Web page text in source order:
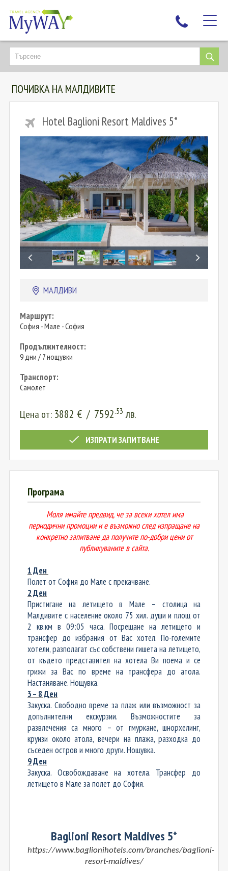
НАЙ-ТЪРСЕНИ
ДЕСТИНАЦИИ
ЕКЗОТИЧНИ ПОЧИВКИ
КРУИЗИ
НОВА ГОДИНА
ПЪТУВАЙТЕ С ДЕЦА
ЛЮБОПИТНО
ЗА НАС
КОНТАКТИ
ПОЧИВКА НА МАЛДИВИТЕ
Hotel Baglioni Resort Maldives 5*
МАЛДИВИ
Маршрут:
София - Мале - София
Продължителност:
9 дни / 7 нощувки
Транспорт:
Самолет
Цена от: 3882 € / 7592.53 лв.
ИЗПРАТИ ЗАПИТВАНЕ
Програма
Моля имайте предвид, че за всеки хотел има
периодични промоции и е възможно след изпращане на
конкретно запитване да получите по-добри цени от
публикуваните в сайта.
1 Ден
Полет от София до Мале с прекачване.
2 Ден
Пристигане на летището в Мале – столица на
Малдивите с население около 75 хил. души и площ от
2 кв.км в 09:05 часа. Посрещане на летището и
трансфер до избрания от Вас хотел. По-големите
хотели, разполагат със собствени гишета на летището,
от където представител на хотела Ви поема и се
грижи за Вас по време на трансфера до атола.
Настаняване. Нощувка.
3 – 8 Ден
Закуска. Свободно време за плаж или възможност за
допълнителни екскурзии. Възможностите за
развлечения са много – от гмуркане, шнорхелинг,
круизи около атола, вечери на плажа, разходка до
съседен остров и много други. Нощувка.
9 Ден
Закуска. Освобождаване на хотела. Трансфер до
летището в Мале за полет до София.
Baglioni Resort Maldives 5*
https://www.baglionihotels.com/branches/baglioni-
resort-maldives/